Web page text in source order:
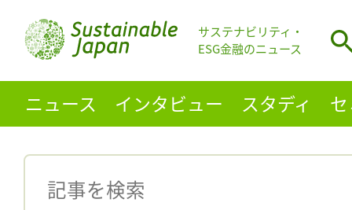
サステナビリティ・
ESG金融のニュース
ニュース インタビュー スタディ